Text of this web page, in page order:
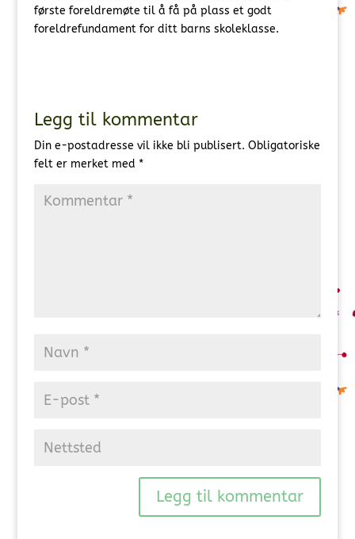
første foreldremøte til å få på plass et godt
foreldrefundament for ditt barns skoleklasse.
Legg til kommentar
Din e-postadresse vil ikke bli publisert. Obligatoriske
felt er merket med *